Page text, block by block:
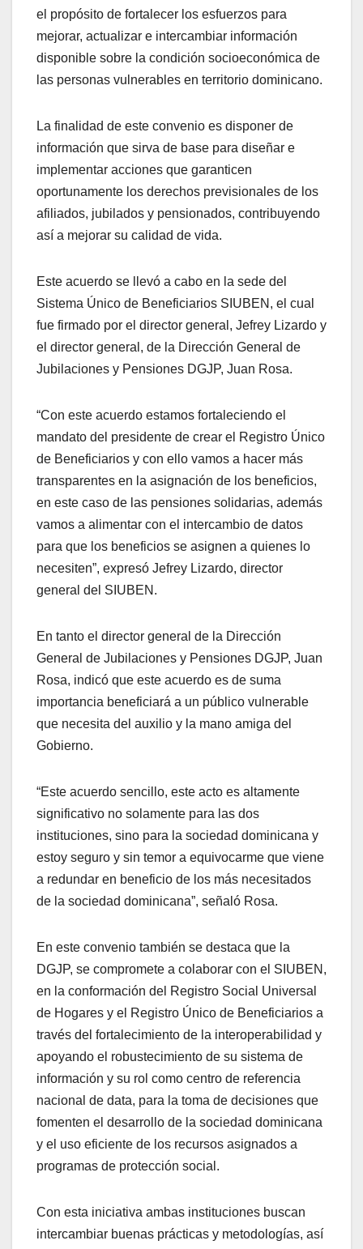
el propósito de fortalecer los esfuerzos para
mejorar, actualizar e intercambiar información
disponible sobre la condición socioeconómica de
las personas vulnerables en territorio dominicano.
La finalidad de este convenio es disponer de
información que sirva de base para diseñar e
implementar acciones que garanticen
oportunamente los derechos previsionales de los
afiliados, jubilados y pensionados, contribuyendo
así a mejorar su calidad de vida.
Este acuerdo se llevó a cabo en la sede del
Sistema Único de Beneficiarios SIUBEN, el cual
fue firmado por el director general, Jefrey Lizardo y
el director general, de la Dirección General de
Jubilaciones y Pensiones DGJP, Juan Rosa.
“Con este acuerdo estamos fortaleciendo el
mandato del presidente de crear el Registro Único
de Beneficiarios y con ello vamos a hacer más
transparentes en la asignación de los beneficios,
en este caso de las pensiones solidarias, además
vamos a alimentar con el intercambio de datos
para que los beneficios se asignen a quienes lo
necesiten”, expresó Jefrey Lizardo, director
general del SIUBEN.
En tanto el director general de la Dirección
General de Jubilaciones y Pensiones DGJP, Juan
Rosa, indicó que este acuerdo es de suma
importancia beneficiará a un público vulnerable
que necesita del auxilio y la mano amiga del
Gobierno.
“Este acuerdo sencillo, este acto es altamente
significativo no solamente para las dos
instituciones, sino para la sociedad dominicana y
estoy seguro y sin temor a equivocarme que viene
a redundar en beneficio de los más necesitados
de la sociedad dominicana”, señaló Rosa.
En este convenio también se destaca que la
DGJP, se compromete a colaborar con el SIUBEN,
en la conformación del Registro Social Universal
de Hogares y el Registro Único de Beneficiarios a
través del fortalecimiento de la interoperabilidad y
apoyando el robustecimiento de su sistema de
información y su rol como centro de referencia
nacional de data, para la toma de decisiones que
fomenten el desarrollo de la sociedad dominicana
y el uso eficiente de los recursos asignados a
programas de protección social.
Con esta iniciativa ambas instituciones buscan
intercambiar buenas prácticas y metodologías, así